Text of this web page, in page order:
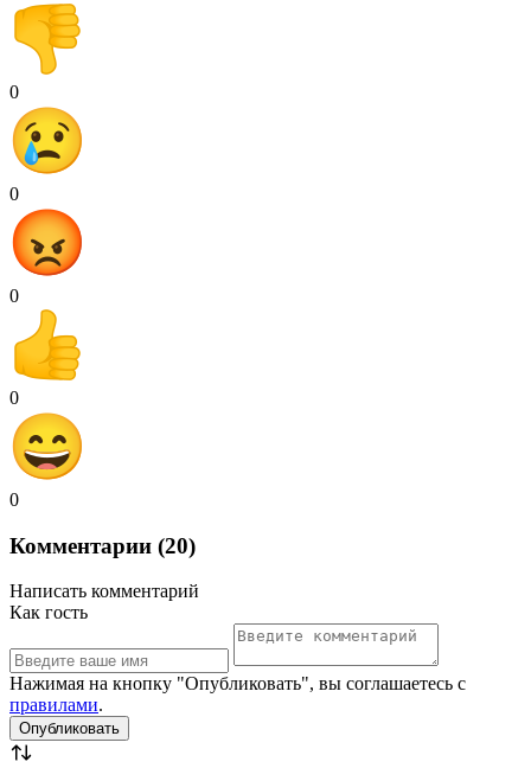
0
0
0
0
0
Комментарии (20)
Написать комментарий
Как гость
Нажимая на кнопку "Опубликовать", вы соглашаетесь с
правилами.